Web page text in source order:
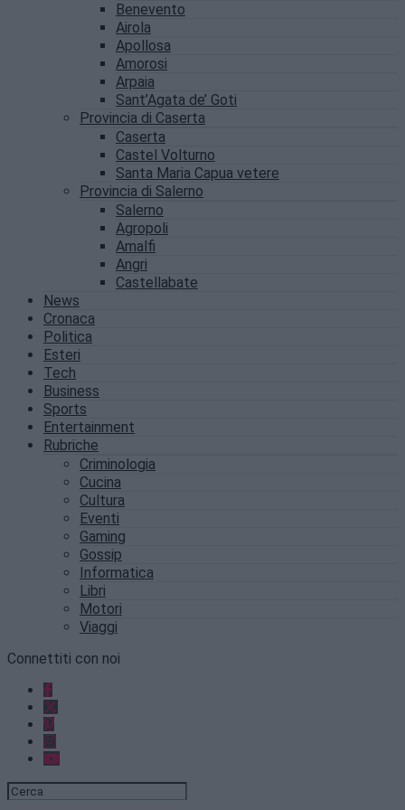
Benevento
Airola
Apollosa
Amorosi
Arpaia
Sant’Agata de’ Goti
Provincia di Caserta
Caserta
Castel Volturno
Santa Maria Capua vetere
Provincia di Salerno
Salerno
Agropoli
Amalfi
Angri
Castellabate
News
Cronaca
Politica
Esteri
Tech
Business
Sports
Entertainment
Rubriche
Criminologia
Cucina
Cultura
Eventi
Gaming
Gossip
Informatica
Libri
Motori
Viaggi
Connettiti con noi